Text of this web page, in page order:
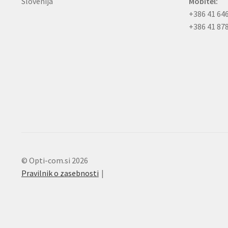
+386 41
+386 41
© Opti-com.si 2026
Pravilnik o zasebnosti